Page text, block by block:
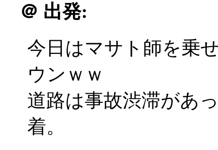
＠ 出発:
今日はマサト師を乗
ウンｗｗ
道路は事故渋滞があ
着。